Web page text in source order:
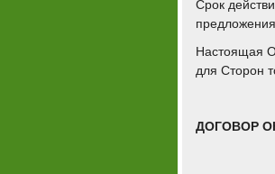
Срок
Настоящая
для Сторон
ДОГОВОР